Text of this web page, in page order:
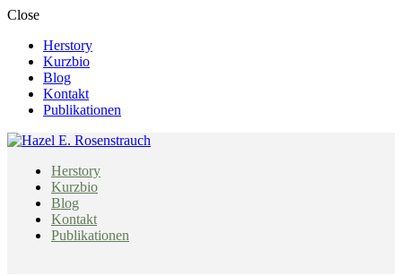
Close
Herstory
Kurzbio
Blog
Kontakt
Publikationen
Hazel E. Rosenstrauch
NetzpräsenzHerstory
Kurzbio
Blog
Kontakt
Publikationen